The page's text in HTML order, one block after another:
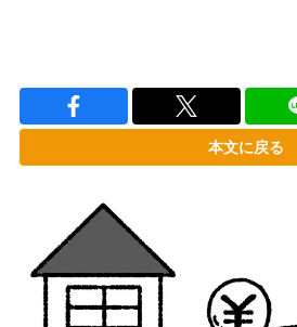
本文に戻る